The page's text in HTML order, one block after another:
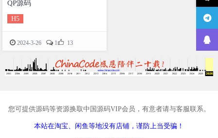
QP源码
H5
2024-3-26 1  13
您可提供源码等资源换取中国源码VIP会员，有意者请与客服联系。
本站在淘宝、闲鱼等地没有店铺，谨防上当受骗！